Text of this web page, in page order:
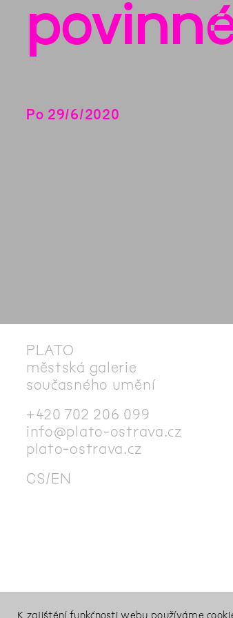
Po 29/6/2020
PLATO
městská galerie
současného umění
+420 702 206 099
info@plato-ostrava.cz
plato-ostrava.cz
CS EN
K zajištění funkčnosti webu používáme